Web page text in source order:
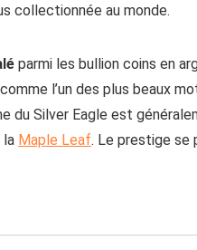
collectionnée au monde.
parmi les bullion coins en
l’un des plus beaux
du Silver Eagle est
la Maple Leaf. Le prestige se